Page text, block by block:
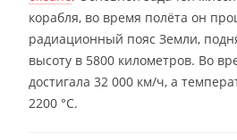
корабля, во время полёта он
радиационный пояс Земли,
высоту в 5800 километров. Во
достигала 32 000 км/ч, а
2200 °C.